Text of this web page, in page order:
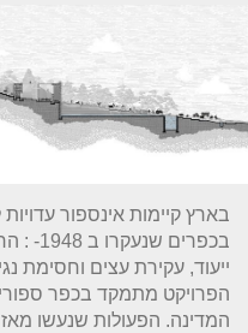
בארץ קיימות אינספור
בכפרים
ייעוד, עקירת עצים וחסימת
הפרויקט מתמקד בכפר